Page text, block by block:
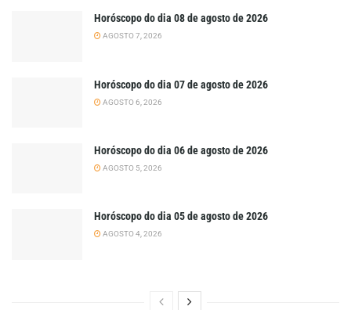
Horóscopo do dia 08 de agosto de 2026
AGOSTO 7, 2026
Horóscopo do dia 07 de agosto de 2026
AGOSTO 6, 2026
Horóscopo do dia 06 de agosto de 2026
AGOSTO 5, 2026
Horóscopo do dia 05 de agosto de 2026
AGOSTO 4, 2026